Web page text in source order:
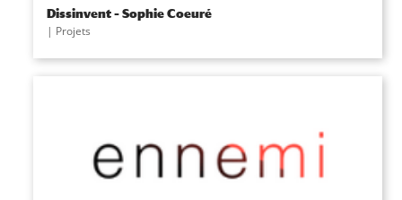
Dissinvent – Sophie Coeuré
| Projets